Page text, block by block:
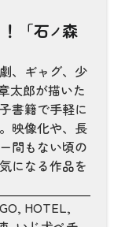
「石ノ森
、ギャグ、少
太郎が描いた
書籍で手軽に
映像化や、長
間もない頃の
になる作品を
, HOTEL,